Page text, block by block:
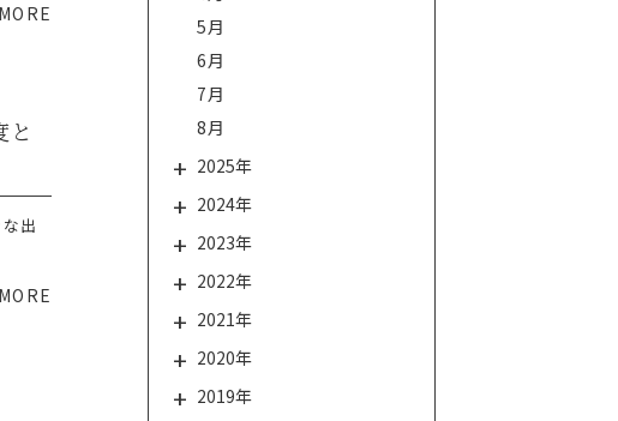
と
出
5月
6月
7月
8月
2025年
2024年
2023年
2022年
2021年
2020年
2019年